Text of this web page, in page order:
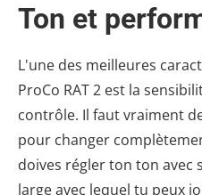
Ton et
L'une des meilleures
ProCo RAT 2 est la
contrôle. Il faut vraiment
pour changer
doives régler ton ton avec
large avec lequel tu peux